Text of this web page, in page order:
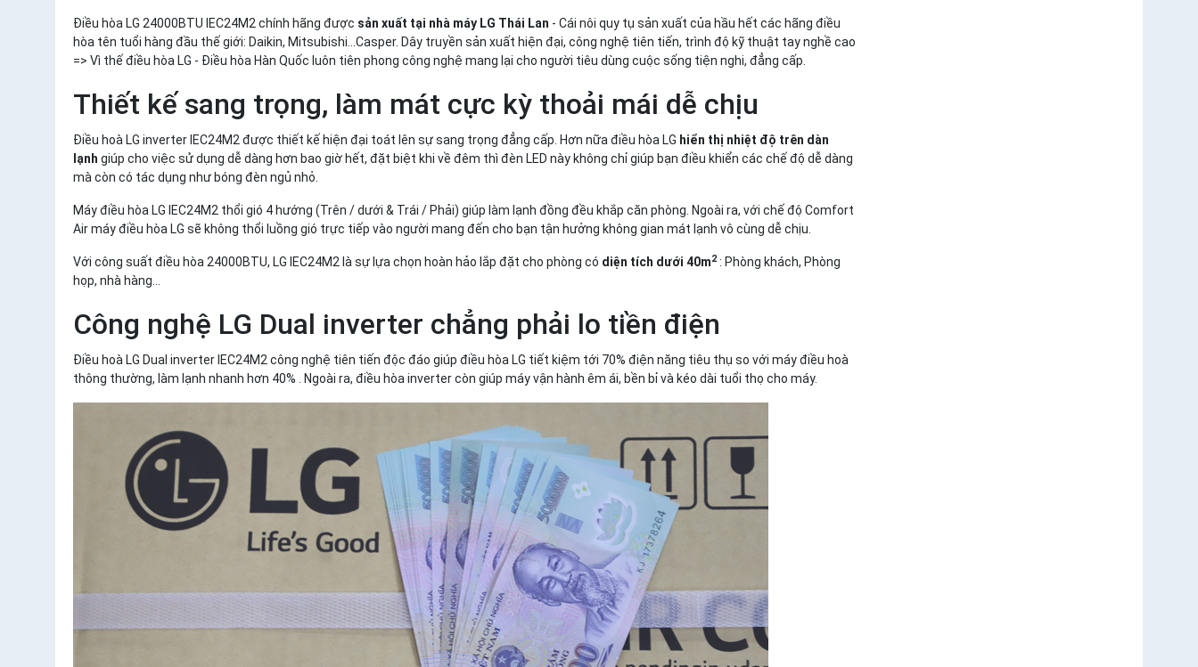
Điều hòa LG 24000BTU IEC24M2 chính hãng được sản xuất tại nhà máy LG Thái Lan - Cái nôi quy tụ sản xuất của hầu hết các hãng điều
hòa tên tuổi hàng đầu thế giới: Daikin, Mitsubishi...Casper. Dây truyền sản xuất hiện đại, công nghệ tiên tiến, trình độ kỹ thuật tay nghề cao
=> Vì thế điều hòa LG - Điều hòa Hàn Quốc luôn tiên phong công nghệ mang lại cho người tiêu dùng cuộc sống tiện nghi, đẳng cấp.
Thiết kế sang trọng, làm mát cực kỳ thoải mái dễ chịu
Điều hoà LG inverter IEC24M2 được thiết kế hiện đại toát lên sự sang trọng đẳng cấp. Hơn nữa điều hòa LG hiển thị nhiệt độ trên dàn
lạnh giúp cho việc sử dụng dễ dàng hơn bao giờ hết, đặt biệt khi về đêm thì đèn LED này không chỉ giúp bạn điều khiển các chế độ dễ dàng
mà còn có tác dụng như bóng đèn ngủ nhỏ.
Máy điều hòa LG IEC24M2 thổi gió 4 hướng (Trên / dưới & Trái / Phải) giúp làm lạnh đồng đều khắp căn phòng. Ngoài ra, với chế độ Comfort
Air máy điều hòa LG sẽ không thổi luồng gió trực tiếp vào người mang đến cho bạn tận hưởng không gian mát lạnh vô cùng dễ chịu.
Với công suất điều hòa 24000BTU, LG IEC24M2 là sự lựa chọn hoàn hảo lắp đặt cho phòng có diện tích dưới 40m2: Phòng khách, Phòng
họp, nhà hàng...
Công nghệ LG Dual inverter chẳng phải lo tiền điện
Điều hoà LG Dual inverter IEC24M2 công nghệ tiên tiến độc đáo giúp điều hòa LG tiết kiệm tới 70% điện năng tiêu thụ so với máy điều hoà
thông thường, làm lạnh nhanh hơn 40% . Ngoài ra, điều hòa inverter còn giúp máy vận hành êm ái, bền bỉ và kéo dài tuổi thọ cho máy.